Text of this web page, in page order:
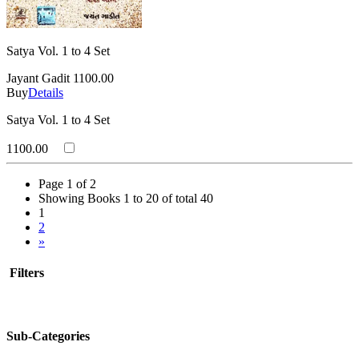
Satya Vol. 1 to 4 Set
Jayant Gadit 1100.00
BuyDetails
Satya Vol. 1 to 4 Set
1100.00
Page 1 of 2
Showing Books 1 to 20 of total 40
1
2
»
Filters
Sub-Categories